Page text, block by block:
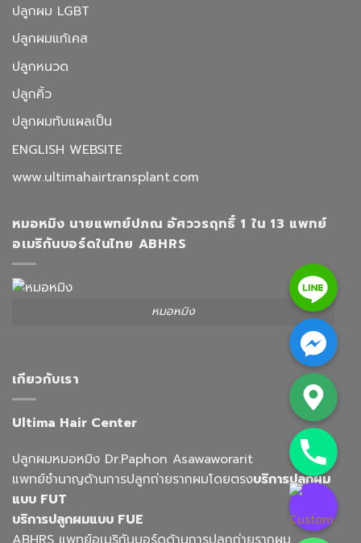
ปลูกผม LGBT
ปลูกผมแก้เคส
ปลูกหนวด
ปลูกคิ้ว
ปลูกผมทับแผลเป็น
ENGLISH WEBSITE
www.ultimahairtransplant.com
หมอหมิง นายแพทย์ปภณ อัศววรฤทธิ์ 1 ใน 13 แพทย์
อเมริกันบอร์ดในไทย ABHRS
หมอหมิง
เกียวกับเรา
Ultima Hair Center
ปลูกผมหมอหมิง Dr.Paphon Asawaworarit
แพทย์ชำนาญด้านการปลูกถ่ายรากผมโดยตรงบริการปลูกผม
แบบ FUT
บริการปลูกผมแบบ FUE
Line
Facebook Messenger
Google Map
Phone
Custom Link
Whatsapp